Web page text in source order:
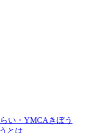
い・YMCAきぼう
とは